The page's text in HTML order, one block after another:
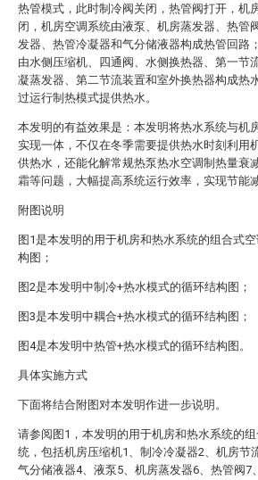
热管模式，此时制冷阀关闭，热管阀打开，机
闭，机房空调系统由液泵、机房蒸发器、热管
发器、热管冷凝器和气分储液器构成热管回路
由水侧压缩机、四通阀、水侧换热器、第一节
凝蒸发器、第二节流装置和室外换热器构成热
过运行制热模式提供热水。
本发明的有益效果是：本发明将热水系统与机
实现一体，不仅在冬季需要提供热水时刻利用
供热水，还能化解常规热泵热水空调制热量衰
霜等问题，大幅提高系统运行效率，实现节能减
附图说明
图1是本发明的用于机房和热水系统的组合式
构图；
图2是本发明中制冷+热水模式的循环结构图；
图3是本发明中耦合+热水模式的循环结构图；
图4是本发明中热管+热水模式的循环结构图。
具体实施方式
下面将结合附图对本发明作进一步说明。
请参阅图1，本发明的用于机房和热水系统的
统，包括机房压缩机1、制冷冷凝器2、机房节
气分储液器4、液泵5、机房蒸发器6、热管阀7